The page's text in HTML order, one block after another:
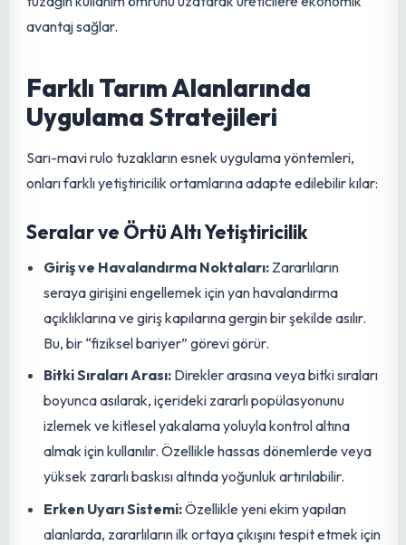
kapasitesini ikiye katlar. UV dayanıklılık özelliği sayesinde
güneş ışınlarının zararlı etkilerine karşı dirençlidir ve
sıcaklık dalgalanmaları gibi olumsuz hava koşullarından
etkilenmemesi, onu hem örtü altı hem de açık
tuzağın kullanım ömrünü uzatarak üreticilere ekonomik
Farklı Tarım Alanlarında
Uygulama Stratejileri
Sarı-mavi rulo tuzakların esnek uygulama yöntemleri,
Seralar ve Örtü Altı Yetiştiricilik
Giriş ve Havalandırma Noktaları:Zararlıların
seraya girişini engellemek için yan havalandırma
açıklıklarına ve giriş kapılarına gergin bir şekilde asılır.
Bu, bir “fiziksel bariyer” görevi görür.